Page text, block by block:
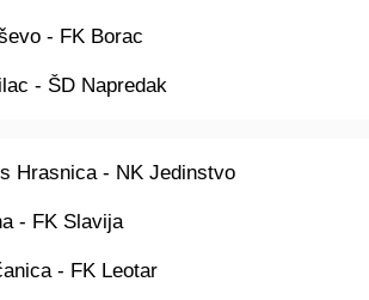
- FK Borac
- ŠD Napredak
Hrasnica - NK Jedinstvo
- FK Slavija
- FK Leotar